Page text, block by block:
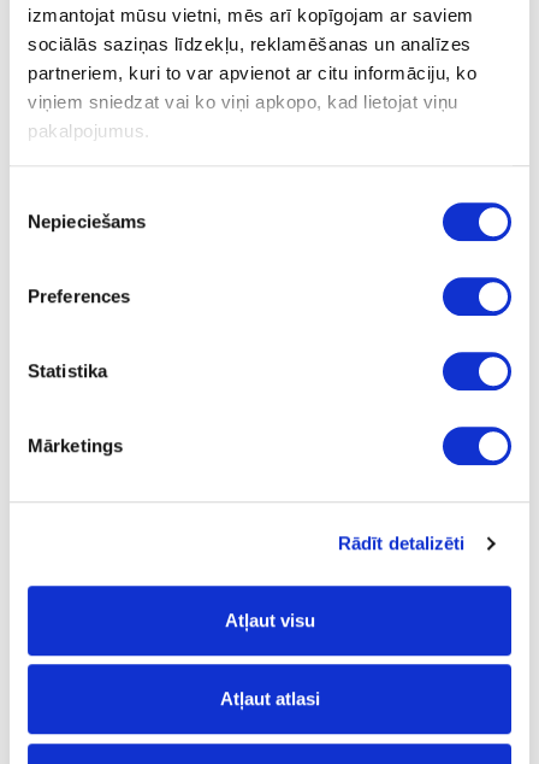
izmantojat mūsu vietni, mēs arī kopīgojam ar saviem
sociālās saziņas līdzekļu, reklamēšanas un analīzes
partneriem, kuri to var apvienot ar citu informāciju, ko
viņiem sniedzat vai ko viņi apkopo, kad lietojat viņu
pakalpojumus.
izvēle
Nepieciešams
Preferences
Statistika
Mārketings
Rādīt detalizēti
Atļaut visu
Atļaut atlasi
Gab.
57.5
8
8
22
10